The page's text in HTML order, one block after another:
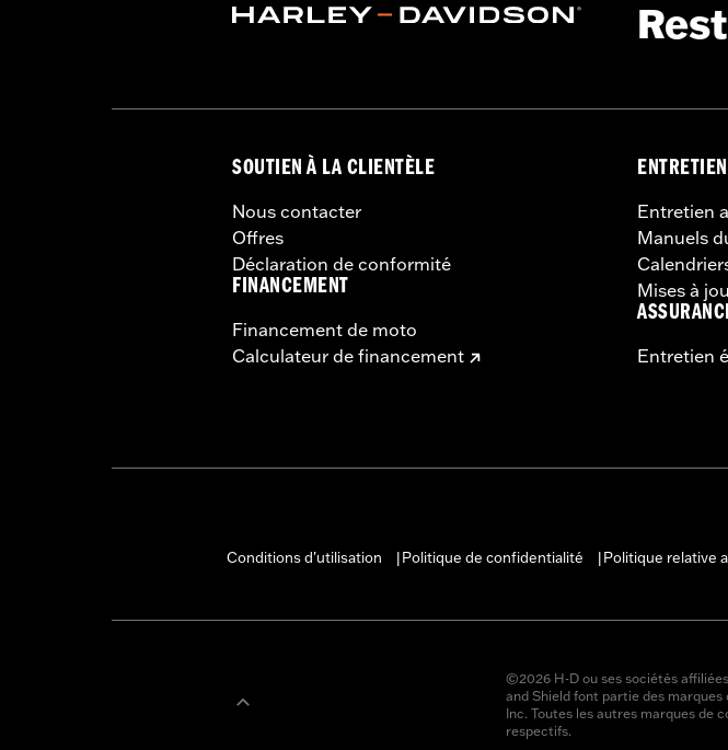
SOUTIEN À LA CLIENTÈLE
Nous contacter
Offres
Déclaration de conformité
FINANCEMENT
Financement de moto
Calculateur de financement
Entretien
Manuels
Mises à
Entretien
Conditions d'utilisation
Politique de confidentialité Politique relative
©2026 H-D ou ses sociétés
and Shield font partie des
Inc. Toutes les autres marques de
respectifs.